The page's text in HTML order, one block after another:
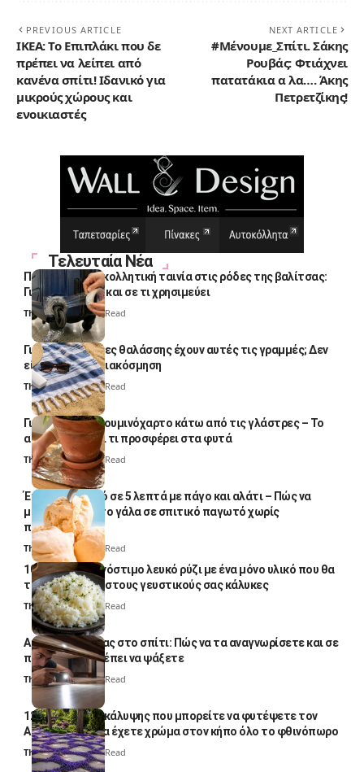
PREVIOUS ARTICLE
IKEA: Το Επιπλάκι που δε
πρέπει να λείπει από
κανένα σπίτι! Ιδανικό για
μικρούς χώρους και
ενοικιαστές
NEXT ARTICLE
#Μένουμε_Σπίτι. Σάκης
Ρουβάς: Φτιάχνει
πατατάκια α λα…. Άκης
Πετρετζίκης!
Τελευταία Νέα
Πολλοί βάζουν κολλητική ταινία στις ρόδες της βαλίτσας:
Γιατί το κάνουν και σε τι χρησιμεύει
Thali Ombre 4 Min Read
Γιατί οι πετσέτες θαλάσσης έχουν αυτές τις γραμμές; Δεν
είναι μόνο για διακόσμηση
Thali Ombre5 Min Read
Γιατί βάζουν αλουμινόχαρτο κάτω από τις γλάστρες – Το
απλό κόλπο και τι προσφέρει στα φυτά
Thali Ombre4 Min Read
Έτοιμο παγωτό σε 5 λεπτά με πάγο και αλάτι – Πώς να
μετατρέψετε το γάλα σε σπιτικό παγωτό χωρίς
παγωτομηχανή
Thali Ombre 4 Min Read
10 φορές ποιο νόστιμο λευκό ρύζι με ένα μόνο υλικό που θα
το απογειώσει στους γευστικούς σας κάλυκες
Thali Ombre4 Min Read
Αυγά κατσαρίδας στο σπίτι: Πώς να τα αναγνωρίσετε και σε
ποια σημεία πρέπει να ψάξετε
Thali Ombre4 Min Read
12 φυτά εδαφοκάλυψης που μπορείτε να φυτέψετε τον
Αύγουστο για να έχετε χρώμα στον κήπο όλο το φθινόπωρο
Thali Ombre7 Min Read